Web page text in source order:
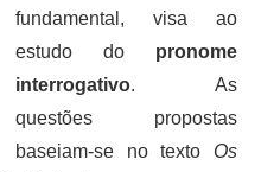
fundamental, visa ao
estudo do pronome
interrogativo. As
questões propostas
baseiam-se no texto Os